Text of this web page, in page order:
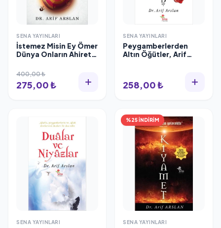
SENA YAYINLARI
İstemez Misin Ey Ömer
Dünya Onların Ahiret
Arslan
400,00 ₺
275,00 ₺
SENA YAYINLARI
Peygamberlerden
Altın Öğütler, Arif
258,00 ₺
SENA YAYINLARI
%25 İNDİRİM
SENA YAYINLARI